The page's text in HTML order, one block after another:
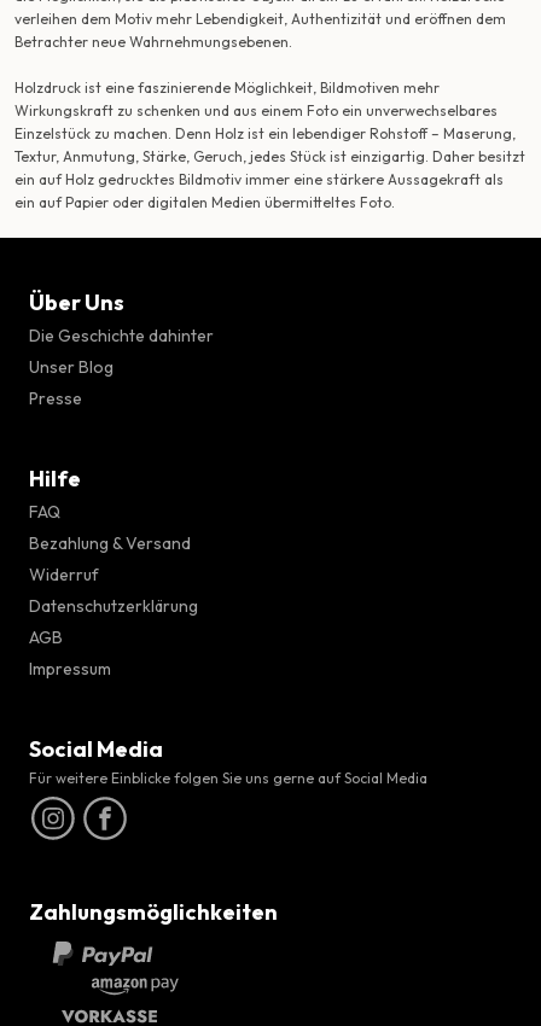
verleihen dem Motiv mehr Lebendigkeit, Authentizität und eröffnen dem
Betrachter neue Wahrnehmungsebenen.
Holzdruck ist eine faszinierende Möglichkeit, Bildmotiven mehr
Wirkungskraft zu schenken und aus einem Foto ein unverwechselbares
Einzelstück zu machen. Denn Holz ist ein lebendiger Rohstoff – Maserung,
Textur, Anmutung, Stärke, Geruch, jedes Stück ist einzigartig. Daher besitzt
ein auf Holz gedrucktes Bildmotiv immer eine stärkere Aussagekraft als
ein auf Papier oder digitalen Medien übermitteltes Foto.
Über Uns
Die Geschichte dahinter
Unser Blog
Presse
Hilfe
FAQ
Bezahlung & Versand
Widerruf
Datenschutzerklärung
AGB
Impressum
Social Media
Für weitere Einblicke folgen Sie uns gerne auf Social Media
Zahlungsmöglichkeiten